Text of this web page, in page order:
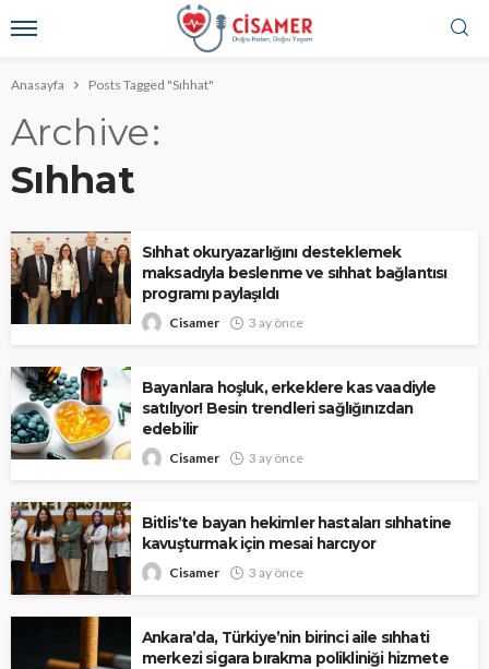
Anasayfa Posts Tagged "Sıhhat"
Archive
Sıhhat
Sıhhat okuryazarlığını desteklemek
maksadıyla beslenme ve sıhhat bağlantısı
programı paylaşıldı
Cisamer 3 ay önce
Bayanlara hoşluk, erkeklere kas vaadiyle
satılıyor! Besin trendleri sağlığınızdan
edebilir
Cisamer 3 ay önce
Bitlis’te bayan hekimler hastaları sıhhatine
kavuşturmak için mesai harcıyor
Cisamer 3 ay önce
Ankara’da, Türkiye’nin birinci aile sıhhati
merkezi sigara bırakma polikliniği hizmete